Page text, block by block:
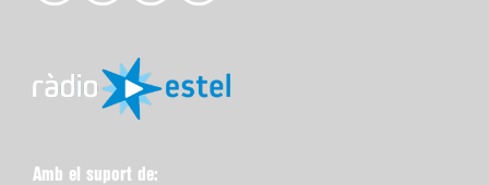
Amb el suport de: